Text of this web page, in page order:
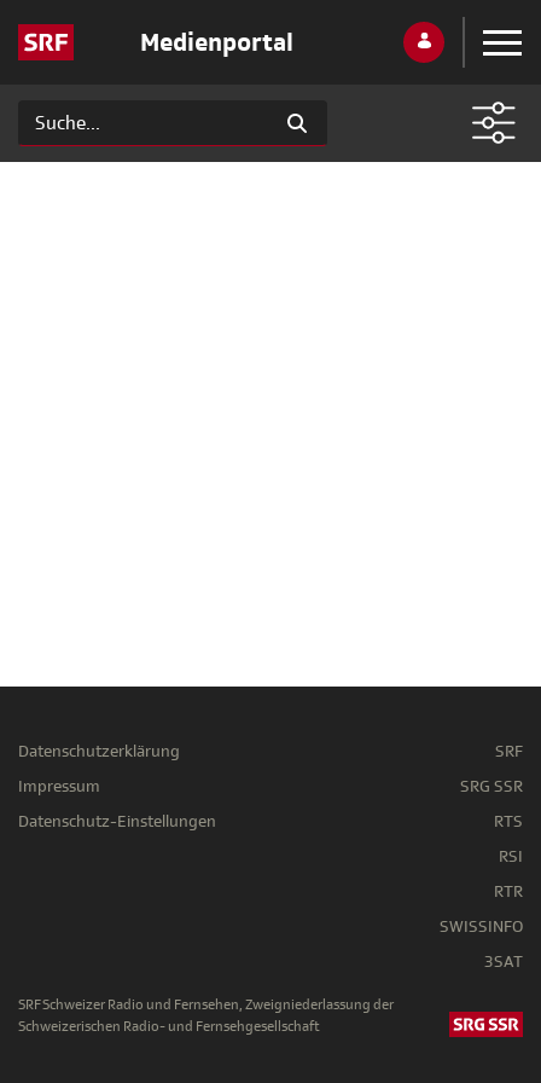
Medienportal
Datenschutzerklärung
Impressum
Datenschutz-Einstellungen
SRF
SRG SSR
RTS
RSI
RTR
SWISSINFO
3SAT
SRF Schweizer Radio und Fernsehen, Zweigniederlassung der
Schweizerischen Radio- und Fernsehgesellschaft